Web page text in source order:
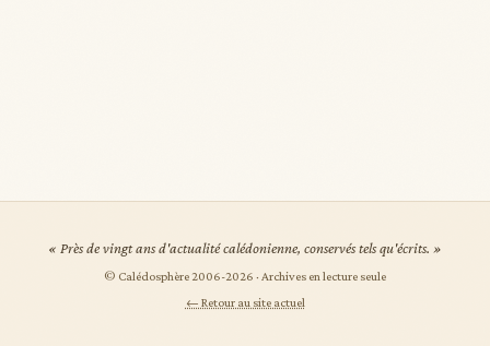
« Près de vingt ans d'actualité calédonienne, conservés tels qu'écrits. »
© Calédosphère 2006-2026 · Archives en lecture seule
← Retour au site actuel